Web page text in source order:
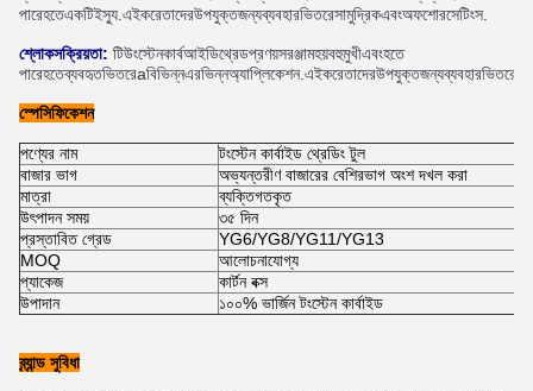
পারেহতেএকটিইস্যু এইকরেতাদেরউপযুক্তজন্যব্যবহারভিতরেসামুদ্রিকএবংঅফশোরসেটিংস
শ্লোকসক্রিয়তা: টিউংস্টেনকার্বআইডিথ্রেডপ্রণয়সরঞ্জামহয়বহুমুখীএবংহতে
পারেহতেব্যবহৃতভিতরেaবিভিন্নএরভিন্নঅ্যাপ্লিকেশন.এইকরেতাদেরউপযুক্তজন্যব্যবহারভিতরে
স্পেসিফিকেশন
পণ্যের নাম
টংস্টেন কার্বাইড থ্রেডিং টুল
বাজার ভাগ
অভ্যন্তরীণ বাজারের বেশিরভাগ অংশ দখল করা
মাত্রা
ব্যক্তিগতকৃত
উৎপাদন সময়
৩৫ দিন
প্রস্তাবিত গ্রেড
YG6/YG8/YG11/YG13
MOQ
আলোচনাযোগ্য
প্যাকেজ
কার্টন বক্স
উপাদান
১০০% ভার্জিন টংস্টেন কার্বাইড
ব্র্যান্ড সুবিধা